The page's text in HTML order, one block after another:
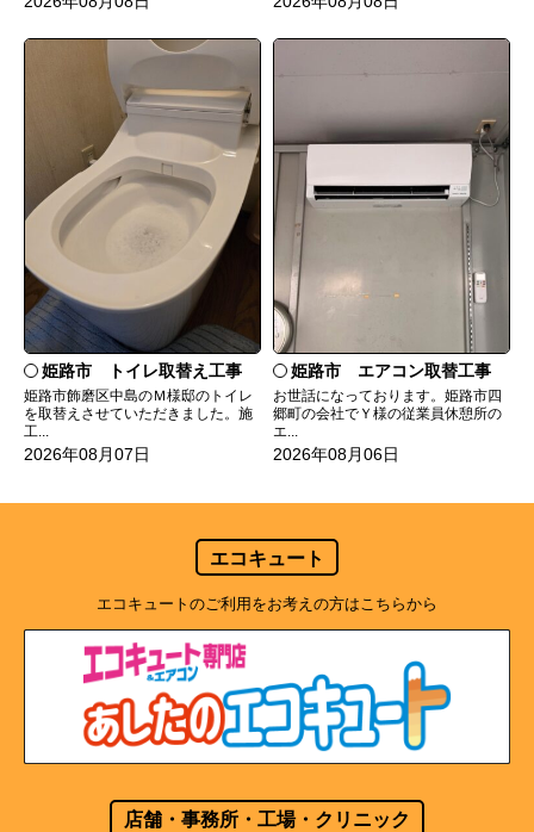
姫路市 トイレ取替え工事
姫路市飾磨区中島のＭ様邸のトイレ
を取替えさせていただきました。施
工...
2026年08月07日
姫路市 エアコン取替工事
お世話になっております。姫路市四
郷町の会社でＹ様の従業員休憩所の
エ...
2026年08月06日
エコキュート
エコキュートのご利用をお考えの方はこちらから
店舗・事務所・工場・クリニック